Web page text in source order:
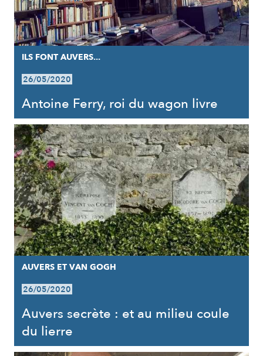
ILS FONT AUVERS...
26/05/2020
Antoine Ferry, roi du wagon livre
AUVERS ET VAN GOGH
26/05/2020
Auvers secrète : et au milieu coule
du lierre